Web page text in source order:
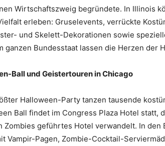
Wirtschaftszweig begründete. In Illinois
erleben: Gruselevents, verrückte
und Skelett-Dekorationen sowie
ganzen Bundesstaat lassen die Herzen der
Ball und Geistertouren in Chicago
Halloween-Party tanzen tausende
Ball findet im Congress Plaza Hotel statt,
Zombies geführtes Hotel verwandelt. In den
Vampir-Pagen, Zombie-Cocktail-